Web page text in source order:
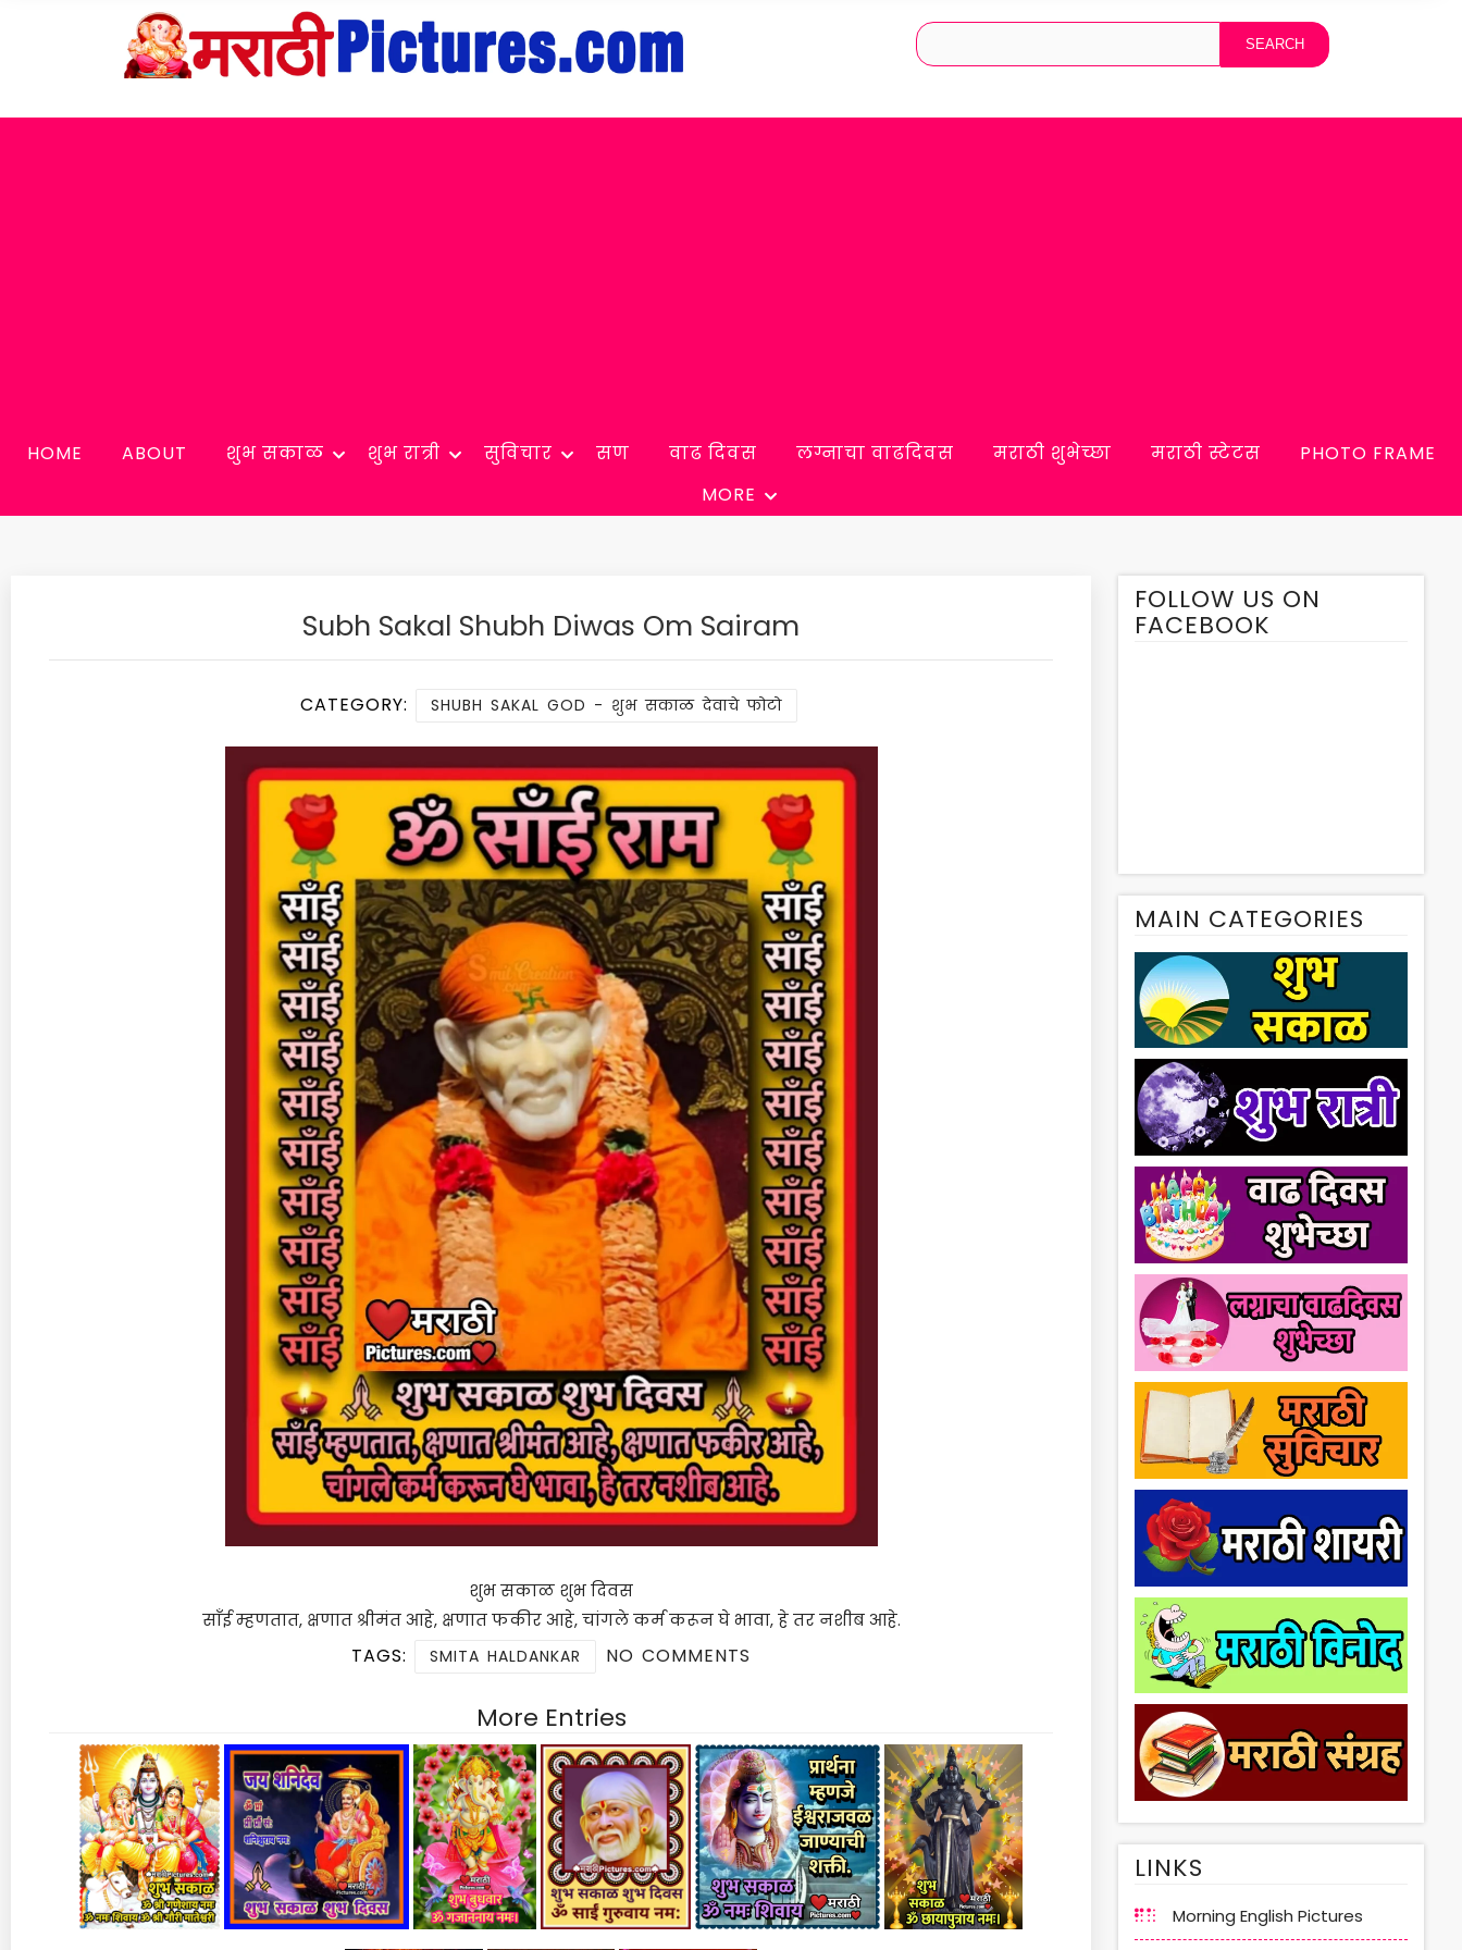
HOME ABOUT शुभ सकाळ शुभ रात्री सुविचार सण वाढ दिवस लग्नाचा वाढदिवस मराठी शुभेच्छा मराठी स्टेटस
PHOTO FRAME
MORE
Subh Sakal Shubh Diwas Om Sairam
CATEGORY: SHUBH SAKAL GOD - शुभ सकाळ देवाचे फोटो
शुभ सकाळ शुभ दिवस
साँई म्हणतात, क्षणात श्रीमंत आहे, क्षणात फकीर आहे, चांगले कर्म करून घे भावा, हे तर नशीब आहे.
TAGS: SMITA HALDANKAR NO COMMENTS
More Entries
FOLLOW US ON
FACEBOOK
MAIN CATEGORIES
LINKS
Morning English Pictures